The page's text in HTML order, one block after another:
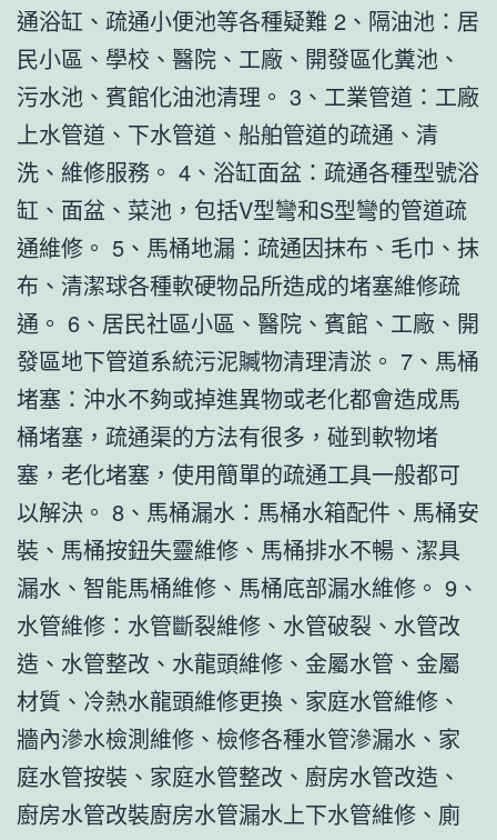
通浴缸、疏通小便池等各種疑難 2、隔油池：居
民小區、學校、醫院、工廠、開發區化糞池、
污水池、賓館化油池清理。 3、工業管道：工廠
上水管道、下水管道、船舶管道的疏通、清
洗、維修服務。 4、浴缸面盆：疏通各種型號浴
缸、面盆、菜池，包括V型彎和S型彎的管道疏
通維修。 5、馬桶地漏：疏通因抹布、毛巾、抹
布、清潔球各種軟硬物品所造成的堵塞維修疏
通。 6、居民社區小區、醫院、賓館、工廠、開
發區地下管道系統污泥贓物清理清淤。 7、馬桶
堵塞：沖水不夠或掉進異物或老化都會造成馬
桶堵塞，疏通渠的方法有很多，碰到軟物堵
塞，老化堵塞，使用簡單的疏通工具一般都可
以解決。 8、馬桶漏水：馬桶水箱配件、馬桶安
裝、馬桶按鈕失靈維修、馬桶排水不暢、潔具
漏水、智能馬桶維修、馬桶底部漏水維修。 9、
水管維修：水管斷裂維修、水管破裂、水管改
造、水管整改、水龍頭維修、金屬水管、金屬
材質、冷熱水龍頭維修更換、家庭水管維修、
牆內滲水檢測維修、檢修各種水管滲漏水、家
庭水管按裝、家庭水管整改、廚房水管改造、
廚房水管改裝廚房水管漏水上下水管維修、廁